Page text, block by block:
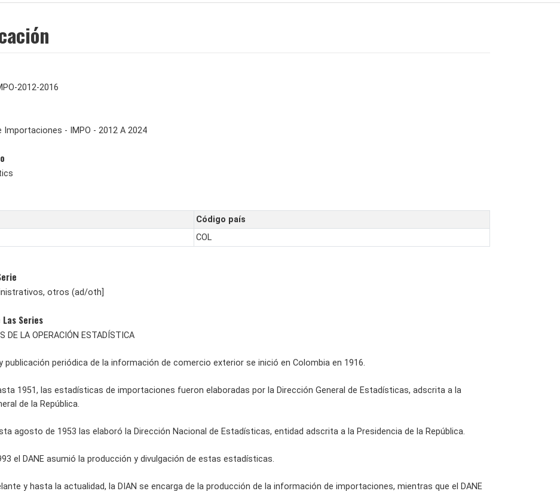
2012-2016
Importaciones - IMPO - 2012 A 2024
Código país
COL
otros (ad/oth]
Series
DE LA OPERACIÓN ESTADÍSTICA
publicación periódica de la información de comercio exterior se inició en Colombia en 1916.
1951, las estadísticas de importaciones fueron elaboradas por la Dirección General de Estadísticas, adscrita a la
de la República.
agosto de 1953 las elaboró la Dirección Nacional de Estadísticas, entidad adscrita a la Presidencia de la República.
el DANE asumió la producción y divulgación de estas estadísticas.
y hasta la actualidad, la DIAN se encarga de la producción de la información de importaciones, mientras que el DANE